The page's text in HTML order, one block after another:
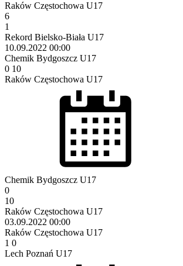
Raków Częstochowa U17
6
1
Rekord Bielsko-Biała U17
10.09.2022 00:00
Chemik Bydgoszcz U17
0 10
Raków Częstochowa U17
Chemik Bydgoszcz U17
0
10
Raków Częstochowa U17
03.09.2022 00:00
Raków Częstochowa U17
1 0
Lech Poznań U17